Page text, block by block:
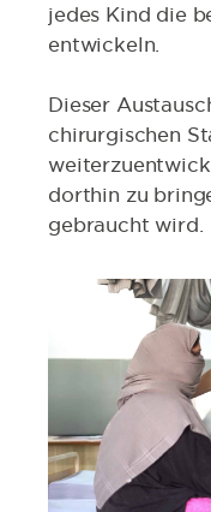
jedes Kind die
entwickeln.
Dieser
chirurgischen
dorthin zu
gebraucht wird.